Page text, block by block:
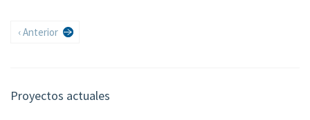
Paginación
Página
‹ Anterior
Proyectos actuales